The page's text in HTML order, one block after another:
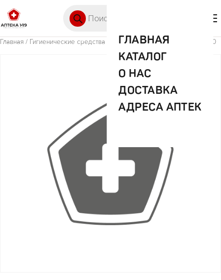
ГЛАВНАЯ
КАТАЛОГ
О НАС
ДОСТАВКА
АДРЕСА АПТЕК
Главная / Гигиенические средства / Орцепол BM 500 мг.+ 500 мг. №10